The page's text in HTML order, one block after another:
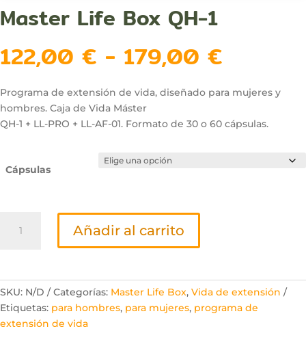
Master Life Box QH-1
122,00 € - 179,00 €
precios:
desde
122,00
hasta
Programa de extensión de vida, diseñado para mujeres y
hombres. Caja de Vida Máster
QH-1 + LL-PRO + LL-AF-01. Formato de 30 o 60 cápsulas.
Cápsulas
1
cantidad
Añadir al carrito
SKU: N/D Categorías: Master Life Box, Vida de extensión
Etiquetas: para hombres, para mujeres, programa de
extensión de vida